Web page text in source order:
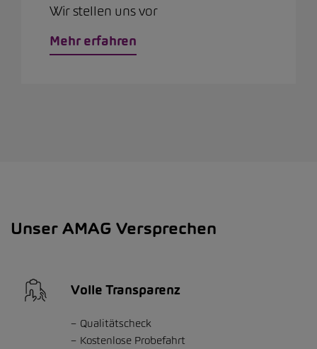
Wir stellen uns vor
Mehr erfahren
Unser AMAG Versprechen
Volle Transparenz
Qualitätscheck
Kostenlose Probefahrt